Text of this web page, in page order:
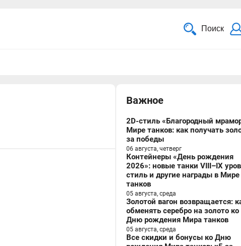
Поиск
Важное
2D-стиль «Благородный
Мире танков: как получать
за победы
06 августа, четверг
Контейнеры «День рождения
2026»: новые танки VIII–IX
стиль и другие награды в Мире
танков
05 августа, среда
Золотой вагон возвращается:
обменять серебро на золото ко
Дню рождения Мира танков
05 августа, среда
Все скидки и бонусы ко Дню